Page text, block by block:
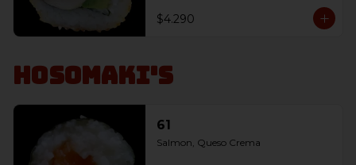
$4.290
Hosomaki's
61
Salmon, Queso Crema